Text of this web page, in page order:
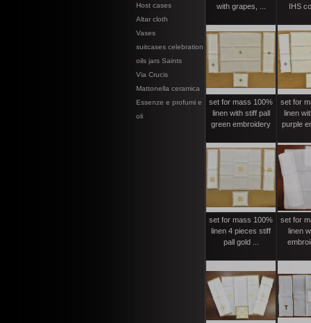
Host cases
Altar cloth
Vases
suitcases celebration
oils jars Saints
Via Crucis
Mattonella ceramica
Essenze e profumi e
oli
with grapes, ...
IHS
set for mass 100%
linen with stiff pall
green embroidery
set for
linen
purple
set for mass 100%
linen 4 pieces stiff
pall gold ...
set for
linen